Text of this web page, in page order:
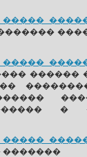
������
�
�������